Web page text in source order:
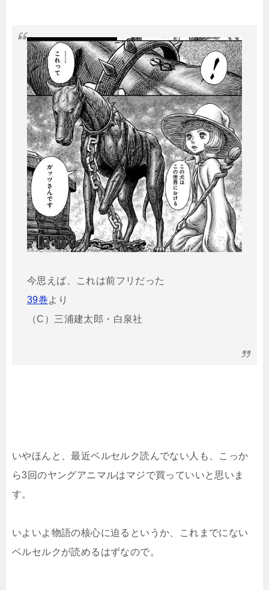
今思えば、これは前フリだった
39巻より
（C）三浦建太郎・白泉社
いやほんと、最近ベルセルク読んでない人も、こっか
ら3回のヤングアニマルはマジで買っていいと思いま
す。
いよいよ物語の核心に迫るというか、これまでにない
ベルセルクが読めるはずなので。